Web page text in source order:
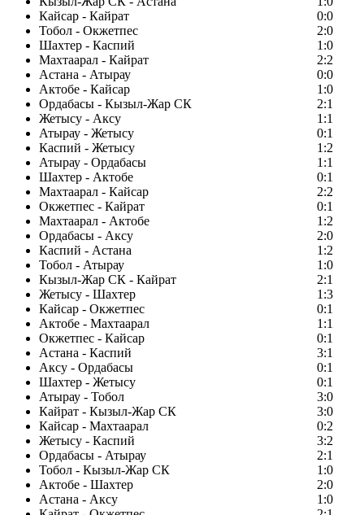
Кайсар - Кайрат
0:0
Тобол - Окжетпес
2:0
Шахтер - Каспий
1:0
Махтаарал - Кайрат
2:2
Астана - Атырау
0:0
Актобе - Кайсар
1:0
Ордабасы - Кызыл-Жар СК
2:1
Жетысу - Аксу
1:1
Атырау - Жетысу
0:1
Каспий - Жетысу
1:2
Атырау - Ордабасы
1:1
Шахтер - Актобе
0:1
Махтаарал - Кайсар
2:2
Окжетпес - Кайрат
0:1
Махтаарал - Актобе
1:2
Ордабасы - Аксу
2:0
Каспий - Астана
1:2
Тобол - Атырау
1:0
Кызыл-Жар СК - Кайрат
2:1
Жетысу - Шахтер
1:3
Кайсар - Окжетпес
0:1
Актобе - Махтаарал
1:1
Окжетпес - Кайсар
0:1
Астана - Каспий
3:1
Аксу - Ордабасы
0:1
Шахтер - Жетысу
0:1
Атырау - Тобол
3:0
Кайрат - Кызыл-Жар СК
3:0
Кайсар - Махтаарал
0:2
Жетысу - Каспий
3:2
Ордабасы - Атырау
2:1
Тобол - Кызыл-Жар СК
1:0
Актобе - Шахтер
2:0
Астана - Аксу
1:0